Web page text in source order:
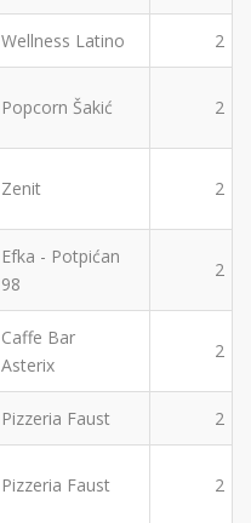
Wellness Latino 2
Popcorn Šakić 2
Zenit 2
Efka - Potpićan
98
2
Caffe Bar
Asterix
2
Pizzeria Faust 2
Pizzeria Faust 2